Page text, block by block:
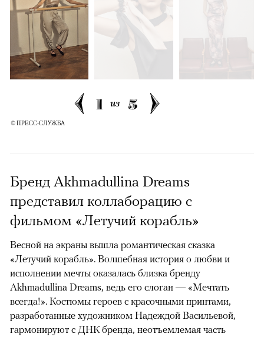
1 из 5
© ПРЕСС-СЛУЖБА
Бренд Akhmadullina Dreams
представил коллаборацию с
фильмом «Летучий корабль»
Весной на экраны вышла романтическая сказка
«Летучий корабль». Волшебная история о любви и
исполнении мечты оказалась близка бренду
Akhmadullina Dreams, ведь его слоган — «Мечтать
всегда!». Костюмы героев с красочными принтами,
разработанные художником Надеждой Васильевой,
гармонируют с ДНК бренда, неотъемлемая часть